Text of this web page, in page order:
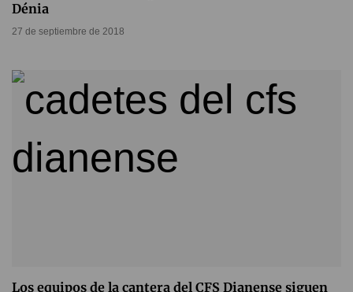
Dénia
27 de septiembre de 2018
Los equipos de la cantera del CFS Dianense siguen